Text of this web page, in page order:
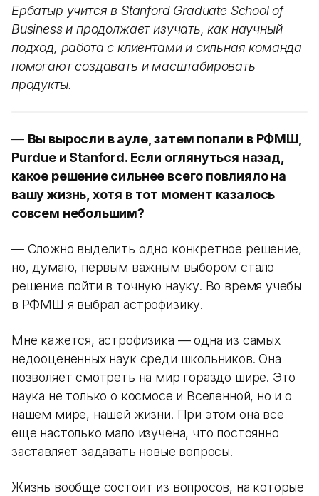
Ербатыр учится в Stanford Graduate School of
Business и продолжает изучать, как научный
подход, работа с клиентами и сильная команда
помогают создавать и масштабировать
продукты.
— Вы выросли в ауле, затем попали в РФМШ,
Purdue и Stanford. Если оглянуться назад,
какое решение сильнее всего повлияло на
вашу жизнь, хотя в тот момент казалось
совсем небольшим?
— Сложно выделить одно конкретное решение,
но, думаю, первым важным выбором стало
решение пойти в точную науку. Во время учебы
в РФМШ я выбрал астрофизику.
Мне кажется, астрофизика — одна из самых
недооцененных наук среди школьников. Она
позволяет смотреть на мир гораздо шире. Это
наука не только о космосе и Вселенной, но и о
нашем мире, нашей жизни. При этом она все
еще настолько мало изучена, что постоянно
заставляет задавать новые вопросы.
Жизнь вообще состоит из вопросов, на которые